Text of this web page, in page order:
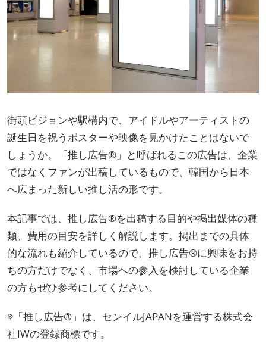
街頭ビジョンや駅構内で、アイドルやアーティストの
誕生日を祝うポスターや映像を見かけたことはないで
しょうか。「推し広告®」と呼ばれるこの広告は、企業
ではなくファンが出稿しているもので、韓国から日本
へ広まった新しい推し活の形です。
本記事では、推し広告®を出稿する目的や掲出媒体の種
類、費用の目安を詳しく解説します。掲出までの具体
的な流れも紹介しているので、推し広告®に興味をお持
ちの方だけでなく、市場への参入を検討している企業
の方もぜひ参考にしてください。
※「推し広告®」は、センイルJAPANを運営する株式会
社IWの登録商標です。